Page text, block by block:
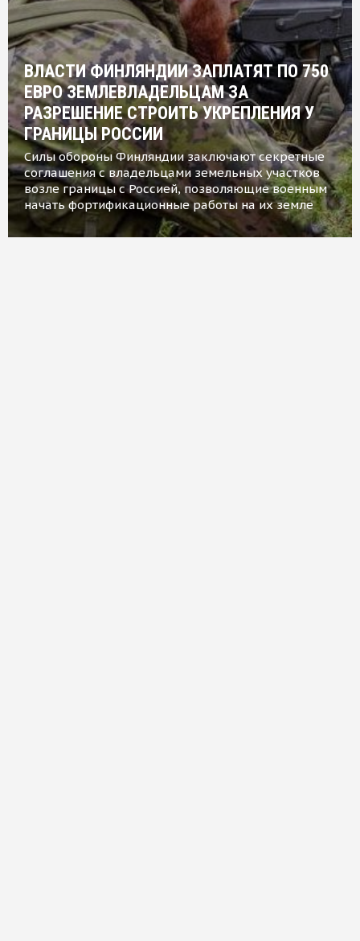
ВЛАСТИ ФИНЛЯНДИИ ЗАПЛАТЯТ ПО 750
ЕВРО ЗЕМЛЕВЛАДЕЛЬЦАМ ЗА
РАЗРЕШЕНИЕ СТРОИТЬ УКРЕПЛЕНИЯ У
ГРАНИЦЫ РОССИИ
Силы обороны Финляндии заключают секретные
соглашения с владельцами земельных участков
возле границы с Россией, позволяющие военным
начать фортификационные работы на их земле